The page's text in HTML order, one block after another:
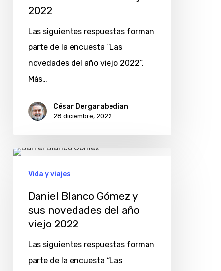
novedades
viejo
2022
2022
Las siguientes respuestas forman
parte de la encuesta “Las
novedades del año viejo 2022”.
Más…
César Dergarabedian
28 diciembre, 2022
Daniel
BlancoVida y viajes
Daniel Blanco Gómez y
sus novedades del año
viejo 2022
Las siguientes respuestas forman
parte de la encuesta “Las